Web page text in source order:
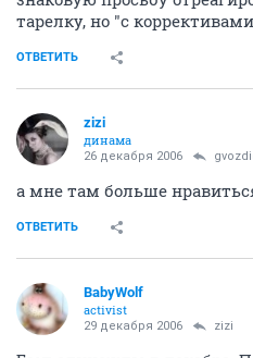
тарелку, но "с
ОТВЕТИТЬ
zizi
динама
26 декабря 2006
а мне там больше
ОТВЕТИТЬ
BabyWolf
activist
29 декабря 2006 zizi